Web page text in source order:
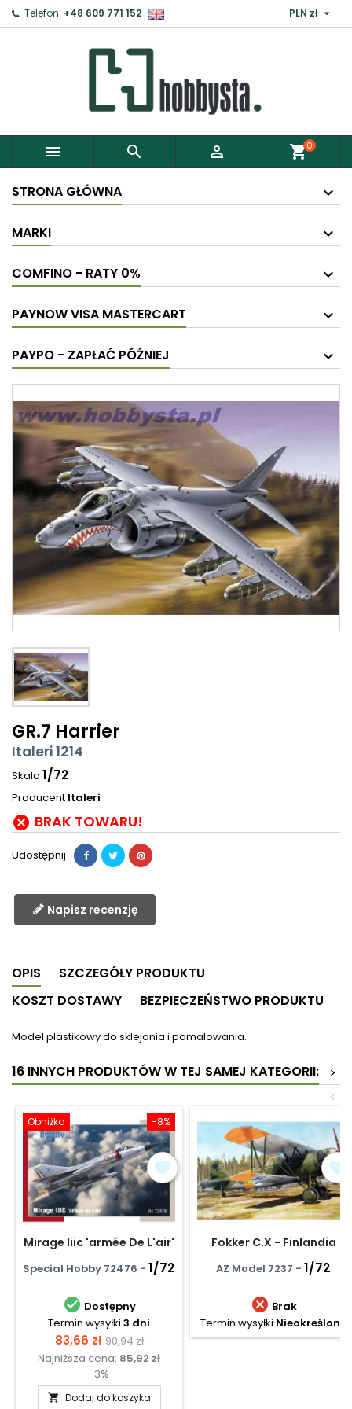
Telefon: +48 609 771 152 PLN zł 
   shopping_cart0
STRONA GŁÓWNA
MARKI
COMFINO - RATY 0%
PAYNOW VISA MASTERCART
PAYPO - ZAPŁAĆ PÓŹNIEJ
GR.7 Harrier
Italeri 1214
Skala 1/72
Producent Italeri
 BRAK TOWARU!
Udostępnij
Napisz recenzję
OPIS
SZCZEGÓŁY PRODUKTU
KOSZT DOSTAWY
BEZPIECZEŃSTWO PRODUKTU
Model plastikowy do sklejania i pomalowania.
16 INNYCH PRODUKTÓW W TEJ SAMEJ KATEGORII:
>
<
-8%
Obniżka
Mirage Iiic 'armée De L'air'
Special Hobby 72476 - 1/72
 Dostępny
Termin wysyłki 3 dni
Cena
83,66 zł Cena
podstawowa
90,94 zł
Najniższa cena: 85,92 zł
-3%
 Dodaj do koszyka
Fokker C.X - Finlandia
AZ Model 7237 - 1/72
 Brak
Termin wysyłki Nieokreślony